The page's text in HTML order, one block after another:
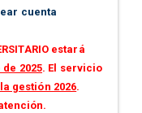
cuenta
estará
2025. El servicio
gestión 2026.